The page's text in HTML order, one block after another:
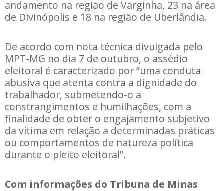
andamento na região de Varginha, 23 na área
de Divinópolis e 18 na região de Uberlândia.
De acordo com nota técnica divulgada pelo
MPT-MG no dia 7 de outubro, o assédio
eleitoral é caracterizado por “uma conduta
abusiva que atenta contra a dignidade do
trabalhador, submetendo-o a
constrangimentos e humilhações, com a
finalidade de obter o engajamento subjetivo
da vítima em relação a determinadas práticas
ou comportamentos de natureza política
durante o pleito eleitoral”.
Com informações do Tribuna de Minas